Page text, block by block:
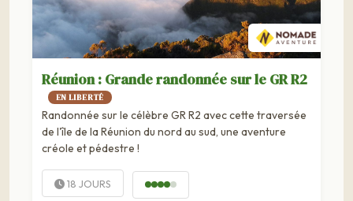
Réunion : Grande randonnée sur le GR R2
EN LIBERTÉ
Randonnée sur le célèbre GR R2 avec cette traversée
de l'île de la Réunion du nord au sud, une aventure
créole et pédestre !
18 JOURS